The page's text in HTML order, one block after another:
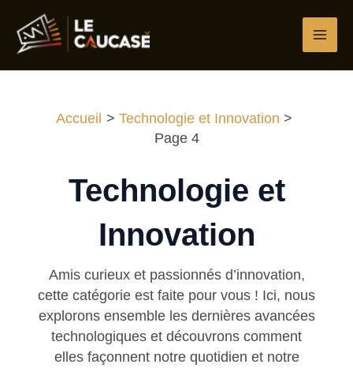
contenu
Accueil
Technologie et Innovation
Page 4
Technologie et
Innovation
Amis curieux et passionnés d’innovation,
cette catégorie est faite pour vous ! Ici, nous
explorons ensemble les dernières avancées
technologiques et découvrons comment
elles façonnent notre quotidien et notre